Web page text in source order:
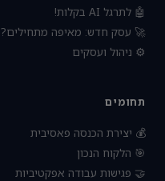
🤖 לתרגל AI בקלות!
🚀 עסק חדש: מאיפה מתחילים?
⚙️ ניהול ועסקים
תחומים
💰 יצירת הכנסה פאסיבית
🎯 הלקוח הנכון
🤝 פגישות עבודה אפקטיביות